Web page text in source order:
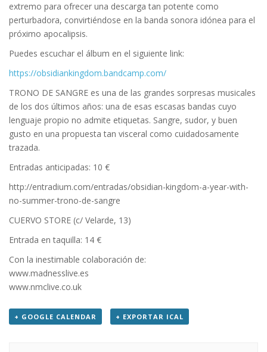
extremo para ofrecer una descarga tan potente como
perturbadora, convirtiéndose en la banda sonora idónea para el
próximo apocalipsis.
Puedes escuchar el álbum en el siguiente link:
https://obsidiankingdom.bandcamp.com/
TRONO DE SANGRE es una de las grandes sorpresas musicales
de los dos últimos años: una de esas escasas bandas cuyo
lenguaje propio no admite etiquetas. Sangre, sudor, y buen
gusto en una propuesta tan visceral como cuidadosamente
trazada.
Entradas anticipadas: 10 €
http://entradium.com/entradas/obsidian-kingdom-a-year-with-
no-summer-trono-de-sangre
CUERVO STORE (c/ Velarde, 13)
Entrada en taquilla: 14 €
Con la inestimable colaboración de:
www.madnesslive.es
www.nmclive.co.uk
+ GOOGLE CALENDAR + EXPORTAR ICAL